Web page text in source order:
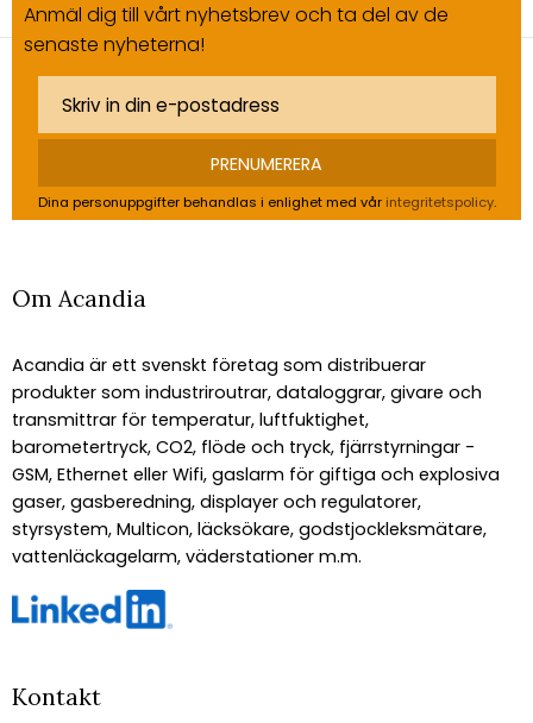
Anmäl dig till vårt nyhetsbrev och ta del av de
senaste nyheterna!
PRENUMERERA
Dina personuppgifter behandlas i enlighet med vår integritetspolicy.
Om Acandia
Acandia är ett svenskt företag som distribuerar
produkter som industriroutrar, dataloggrar, givare och
transmittrar för temperatur, luftfuktighet,
barometertryck, CO2, flöde och tryck, fjärrstyrningar -
GSM, Ethernet eller Wifi, gaslarm för giftiga och explosiva
gaser, gasberedning, displayer och regulatorer,
styrsystem, Multicon, läcksökare, godstjockleksmätare,
vattenläckagelarm, väderstationer m.m.
Kontakt